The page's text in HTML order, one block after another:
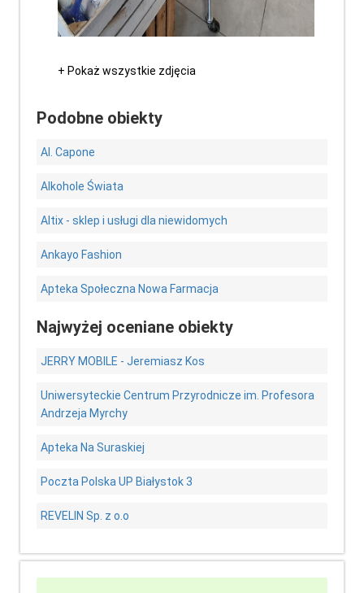
+ Pokaż wszystkie zdjęcia
Podobne obiekty
Al. Capone
Alkohole Świata
Altix - sklep i usługi dla niewidomych
Ankayo Fashion
Apteka Społeczna Nowa Farmacja
Najwyżej oceniane obiekty
JERRY MOBILE - Jeremiasz Kos
Uniwersyteckie Centrum Przyrodnicze im. Profesora
Andrzeja Myrchy
Apteka Na Suraskiej
Poczta Polska UP Białystok 3
REVELIN Sp. z o.o